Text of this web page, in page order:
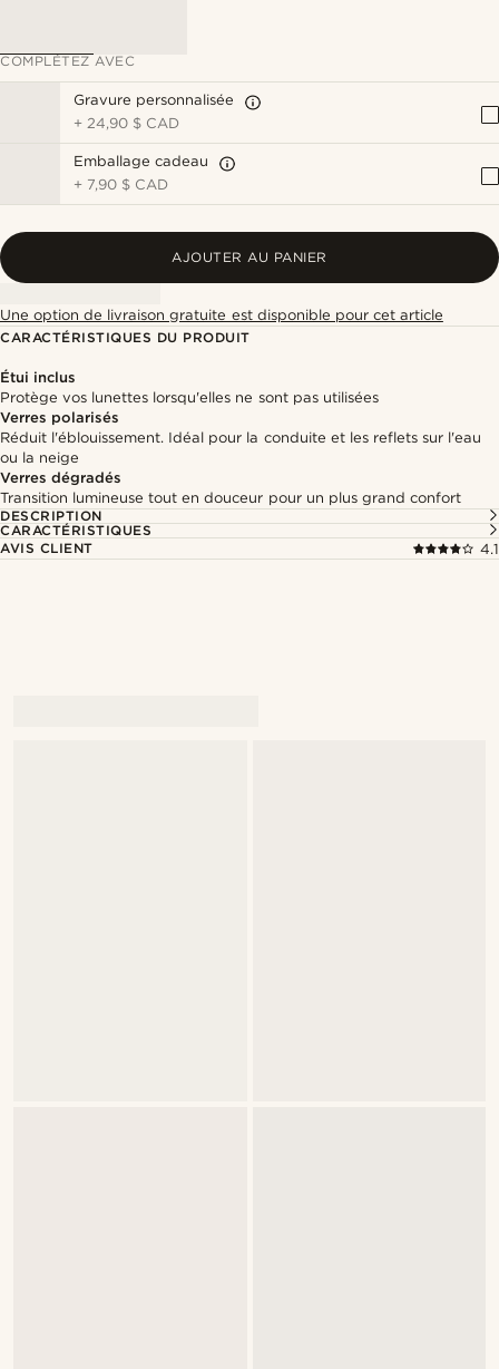
COMPLÉTEZ AVEC
Gravure personnalisée
+24,90 $ CAD
Emballage cadeau
+ 7,90 $ CAD
AJOUTER AU PANIER
Une option de livraison gratuite est disponible pour cet article
CARACTÉRISTIQUES DU PRODUIT
Étui inclus
Protège vos lunettes lorsqu'elles ne sont pas utilisées
Verres polarisés
Réduit l'éblouissement. Idéal pour la conduite et les reflets sur l'eau
ou la neige
Verres dégradés
Transition lumineuse tout en douceur pour un plus grand confort
DESCRIPTION
CARACTÉRISTIQUES
AVIS CLIENT
4.1